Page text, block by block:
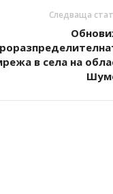
Следваща
в села на